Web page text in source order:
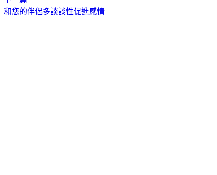
和您的伴侶多談談性促進感情